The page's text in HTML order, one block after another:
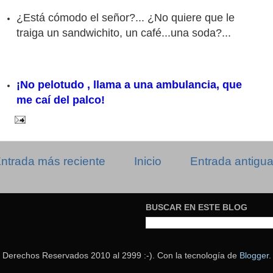
¿Está cómodo el señor?... ¿No quiere que le
traiga un sandwichito, un café...una soda?...
¡No pelotudo , llama a una ambulancia, que
me caí del palco!
más reciente Entrada antigua
Inicio
BUSCAR EN ESTE BLOG
Derechos Reservados 2010 al 2999 :-). Con la tecnología de Blogger.